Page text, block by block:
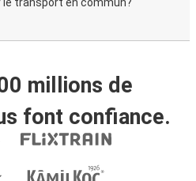
millions de
font confiance.